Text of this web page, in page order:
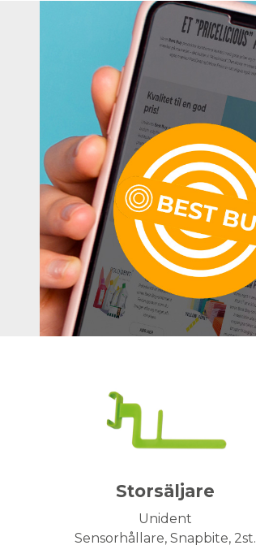
Storsäljare
Unident
Sensorhållare, Snapbite, 2st.